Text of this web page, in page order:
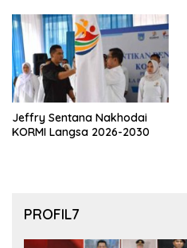
Jeffry Sentana Nakhodai
KORMI Langsa 2026-2030
PROFIL7